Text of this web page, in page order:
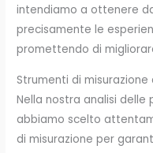
intendiamo a ottenere
precisamente le
promettendo di
Strumenti di
Nella nostra analisi delle
abbiamo scelto
di misurazione per